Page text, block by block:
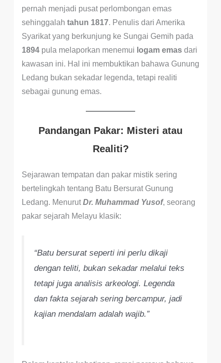
pernah menjadi pusat perlombongan emas
sehinggalah tahun 1817. Penulis dari Amerika
Syarikat yang berkunjung ke Sungai Gemih pada
1894pula melaporkan menemui logam emasdari
kawasan ini. Hal ini membuktikan bahawa Gunung
Ledang bukan sekadar legenda, tetapi realiti
sebagai gunung emas.
Pandangan Pakar: Misteri atau
Realiti?
Sejarawan tempatan dan pakar mistik sering
bertelingkah tentang Batu Bersurat Gunung
Ledang. MenurutDr. Muhammad Yusof, seorang
pakar sejarah Melayu klasik:
“Batu bersurat seperti ini perlu dikaji
dengan teliti, bukan sekadar melalui teks
tetapi juga analisis arkeologi. Legenda
dan fakta sejarah sering bercampur, jadi
kajian mendalam adalah wajib.”